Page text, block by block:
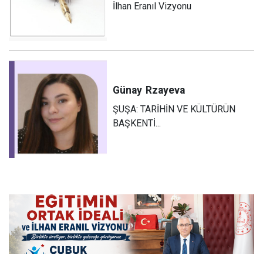
İlhan Eranıl Vizyonu
Günay Rzayeva
ŞUŞA: TARİHİN VE KÜLTÜRÜN
BAŞKENTİ...